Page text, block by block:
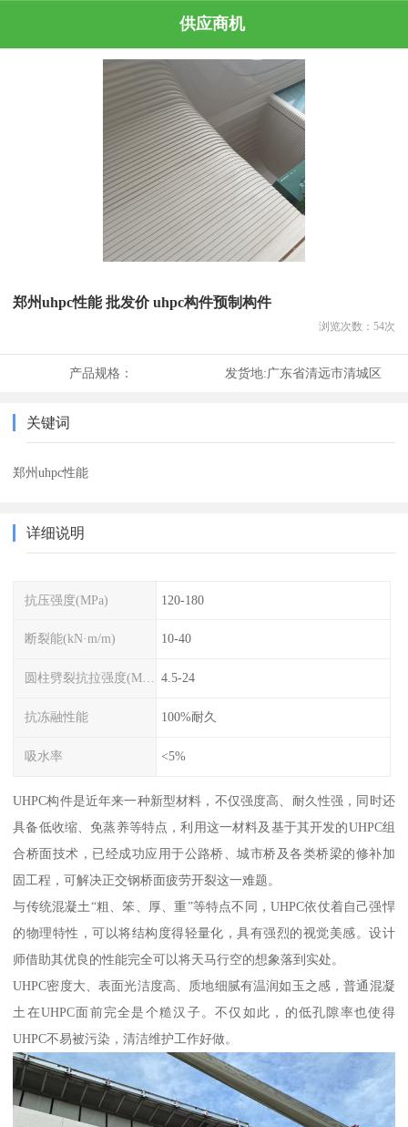
供应商机
郑州uhpc性能 批发价 uhpc构件预制构件
浏览次数： 54次
产品规格： 发货地:广东省清远市清城区
关键词
郑州uhpc性能
详细说明
抗压强度(MPa) 120-180
断裂能(kN·m/m) 10-40
圆柱劈裂抗拉强度(MPa) 4.5-24
抗冻融性能 100%耐久
吸水率 <5%
UHPC构件是近年来一种新型材料，不仅强度高、耐久性强，同时还
具备低收缩、免蒸养等特点，利用这一材料及基于其开发的UHPC组
合桥面技术，已经成功应用于公路桥、城市桥及各类桥梁的修补加
固工程，可解决正交钢桥面疲劳开裂这一难题。
与传统混凝土“粗、笨、厚、重”等特点不同，UHPC依仗着自己强悍
的物理特性，可以将结构度得轻量化，具有强烈的视觉美感。设计
师借助其优良的性能完全可以将天马行空的想象落到实处。
UHPC密度大、表面光洁度高、质地细腻有温润如玉之感，普通混凝
土在UHPC面前完全是个糙汉子。不仅如此，的低孔隙率也使得
UHPC不易被污染，清洁维护工作好做。